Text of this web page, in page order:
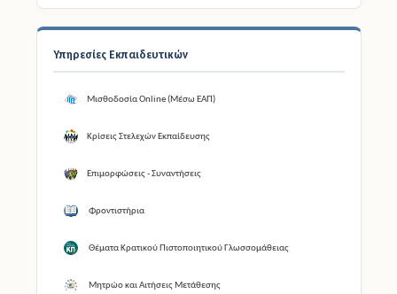
Υπηρεσίες Εκπαιδευτικών
Μισθοδοσία Online (Μέσω ΕΑΠ)
Κρίσεις Στελεχών Εκπαίδευσης
Επιμορφώσεις - Συναντήσεις
Φροντιστήρια
Θέματα Κρατικού Πιστοποιητικού Γλωσσομάθειας
Μητρώο και Αιτήσεις Μετάθεσης